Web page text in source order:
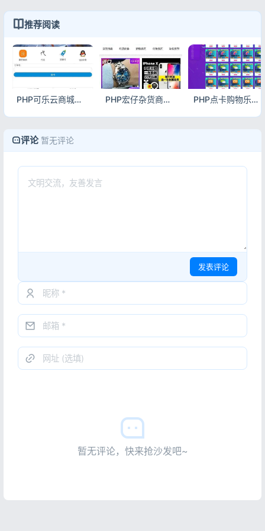
推荐阅读
PHP可乐云商城源码 手机微商城系统完整源码 PHP宏仔杂货商城源码 支持多分站小店电商系统 PHP点卡购物乐购社区系统源码 多模板自动发卡平台
评论 暂无评论
发表评论
暂无评论，快来抢沙发吧~